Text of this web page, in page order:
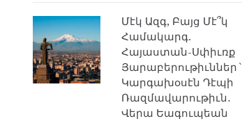
Մէկ Ազգ, Բայց Մէ՞կ
Համակարգ.
Հայաստան-Սփիւռք
Յարաբերութիւններ`
Կարգախօսէն Դէպի
Ռազմավարութիւն․
Վերա Եագուպեան